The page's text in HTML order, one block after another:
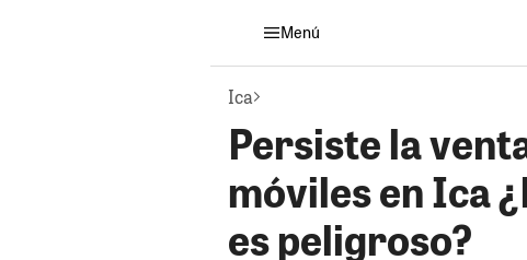
Menú
Ica
Persiste la
móviles en Ica
es peligroso?